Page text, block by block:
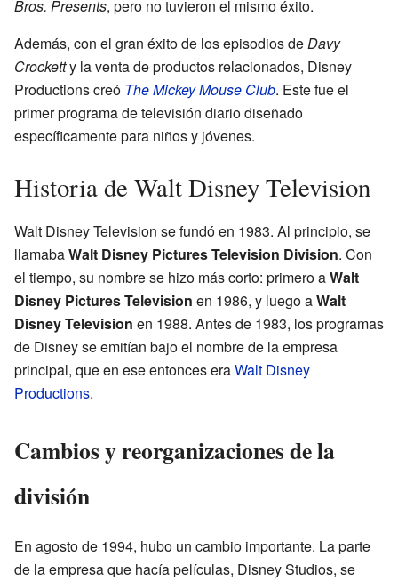
Bros. Presents, pero no tuvieron el mismo éxito.
Además, con el gran éxito de los episodios deDavy
Crocketty la venta de productos relacionados, Disney
Productions creó The Mickey Mouse Club. Este fue el
primer programa de televisión diario diseñado
específicamente para niños y jóvenes.
Historia de Walt Disney Television
Walt Disney Television se fundó en 1983. Al principio, se
llamabaWalt Disney Pictures Television Division. Con
el tiempo, su nombre se hizo más corto: primero aWalt
Disney Pictures Television en 1986, y luego aWalt
Disney Television en 1988. Antes de 1983, los programas
de Disney se emitían bajo el nombre de la empresa
principal, que en ese entonces eraWalt Disney
Productions.
Cambios y reorganizaciones de la
división
En agosto de 1994, hubo un cambio importante. La parte
de la empresa que hacía películas, Disney Studios, se